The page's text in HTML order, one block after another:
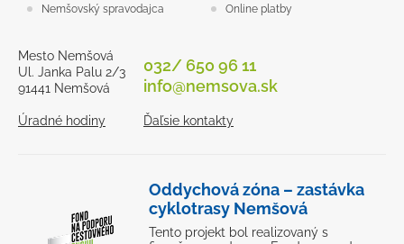
Nemšovský spravodajca Online platby
Mesto Nemšová
Ul. Janka Palu 2/3
91441 Nemšová
Úradné hodiny
032/ 650 96 11
info@nemsova.sk
Ďaľsie kontakty
Oddychová zóna – zastávka
cyklotrasy Nemšová
Tento projekt bol realizovaný s